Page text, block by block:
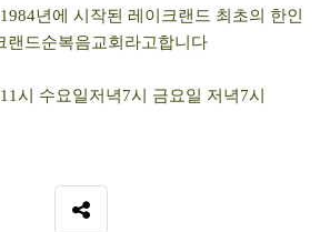
년에 시작된 레이크랜드 최초의 한인
랜드순복음교회라고합니다
시 수요일저녁7시 금요일 저녁7시